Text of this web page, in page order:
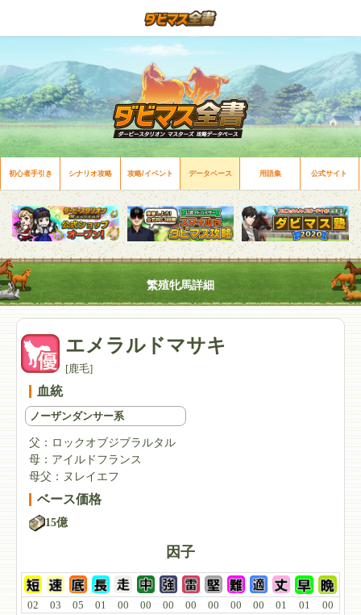
初心者手引き シナリオ攻略 攻略/イベント データベース 用語集 公式サイト
繁殖牝馬詳細
エメラルドマサキ
[鹿毛]
血統
ノーザンダンサー系
父： ロックオブジブラルタル
母： アイルドフランス
母父： ヌレイエフ
ベース価格
15億
因子
02 03 05 01 00 00 00 00 00 00 00 01 01 00